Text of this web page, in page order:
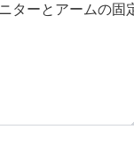
ターとアームの固